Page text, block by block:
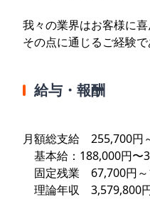
我々の業界はお客様に
その点に通じるご経験
給与・報酬
月額総支給 255,700円
基本給：188,000円〜
固定残業 67,700円～
理論年収 3,579,800